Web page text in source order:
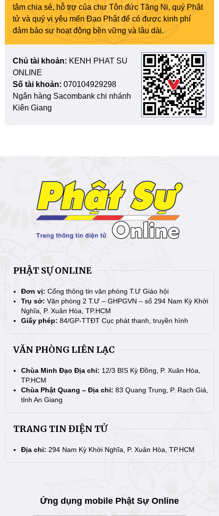
tâm chia sẻ, hỗ trợ của chư Tôn đức Tăng Ni, quý Phật
tử và quý vị yêu mến Đạo Phật để có được kinh phí
đảm bảo sự hoạt động bền vững và lâu dài.
Chủ tài khoản: KENH PHAT SU
ONLINE
Số tài khoản: 070104929298
Ngân hàng Sacombank chi nhánh
Kiên Giang
PHẬT SỰ ONLINE
Đơn vị: Cổng thông tin văn phòng T.Ư Giáo hội
Trụ sở: Văn phòng 2 T.Ư – GHPGVN – số 294 Nam Kỳ Khởi
Nghĩa, P. Xuân Hòa, TP.HCM
Giấy phép: 84/GP-TTĐT Cục phát thanh, truyền hình
VĂN PHÒNG LIÊN LẠC
Chùa Minh Đạo Địa chỉ: 12/3 BIS Kỳ Đồng, P. Xuân Hòa,
TP.HCM
Chùa Phật Quang – Địa chỉ: 83 Quang Trung, P. Rạch Giá,
tỉnh An Giang
TRANG TIN ĐIỆN TỬ
Địa chỉ: 294 Nam Kỳ Khởi Nghĩa, P. Xuân Hòa, TP.HCM
Ứng dụng mobile Phật Sự Online